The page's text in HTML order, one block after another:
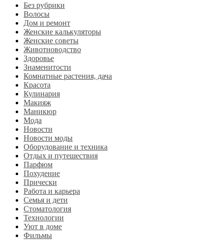
Без рубрики
Волосы
Дом и ремонт
Женские калькуляторы
Женские советы
Животноводство
Здоровье
Знаменитости
Комнатные растения, дача
Красота
Кулинария
Макияж
Маникюр
Мода
Новости
Новости моды
Оборудование и техника
Отдых и путешествия
Парфюм
Похудение
Прически
Работа и карьера
Семья и дети
Стоматология
Технологии
Уют в доме
Фильмы